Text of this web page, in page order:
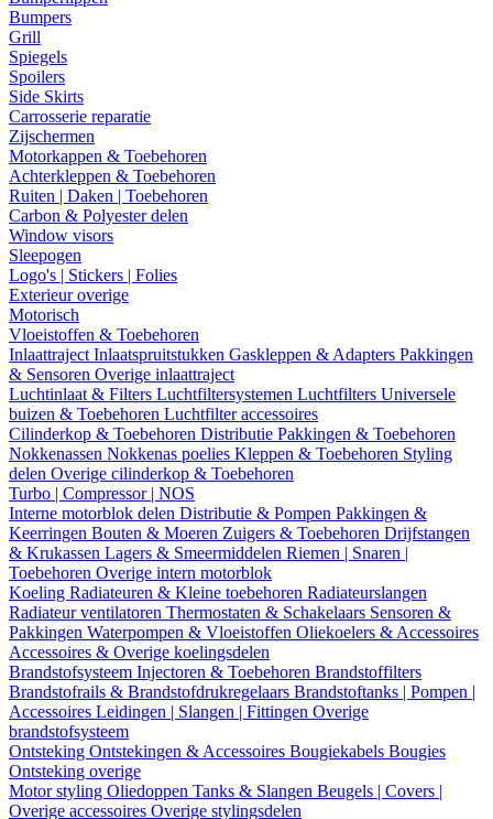
Bumpers
Grill
Spiegels
Spoilers
Side Skirts
Carrosserie reparatie
Zijschermen
Motorkappen & Toebehoren
Achterkleppen & Toebehoren
Ruiten | Daken | Toebehoren
Carbon & Polyester delen
Window visors
Sleepogen
Logo's | Stickers | Folies
Exterieur overige
Motorisch
Vloeistoffen & Toebehoren
Inlaattraject Inlaatspruitstukken Gaskleppen & Adapters Pakkingen
& Sensoren Overige inlaattraject
Luchtinlaat & Filters Luchtfiltersystemen Luchtfilters Universele
buizen & Toebehoren Luchtfilter accessoires
Cilinderkop & Toebehoren Distributie Pakkingen & Toebehoren
Nokkenassen Nokkenas poelies Kleppen & Toebehoren Styling
delen Overige cilinderkop & Toebehoren
Turbo | Compressor | NOS
Interne motorblok delen Distributie & Pompen Pakkingen &
Keerringen Bouten & Moeren Zuigers & Toebehoren Drijfstangen
& Krukassen Lagers & Smeermiddelen Riemen | Snaren |
Toebehoren Overige intern motorblok
Koeling Radiateuren & Kleine toebehoren Radiateurslangen
Radiateur ventilatoren Thermostaten & Schakelaars Sensoren &
Pakkingen Waterpompen & Vloeistoffen Oliekoelers & Accessoires
Accessoires & Overige koelingsdelen
Brandstofsysteem Injectoren & Toebehoren Brandstoffilters
Brandstofrails & Brandstofdrukregelaars Brandstoftanks | Pompen |
Accessoires Leidingen | Slangen | Fittingen Overige
brandstofsysteem
Ontsteking Ontstekingen & Accessoires Bougiekabels Bougies
Ontsteking overige
Motor styling Oliedoppen Tanks & Slangen Beugels | Covers |
Overige accessoires Overige stylingsdelen